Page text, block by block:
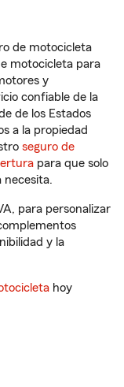
de motocicleta
motocicleta para
y
confiable de la
de los Estados
a la propiedad
seguro de
para que solo
necesita.
para personalizar
y la
hoy